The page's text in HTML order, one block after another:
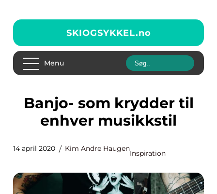
SKIOGSYKKEL.no
Menu
Banjo- som krydder til
enhver musikkstil
14 april 2020 Kim Andre Haugen
Inspiration